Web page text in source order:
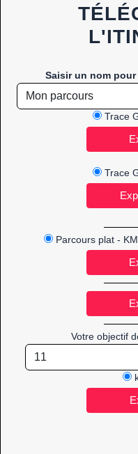
Saisir un nom
Trace
Trace
Parcours plat -
Votre objectif